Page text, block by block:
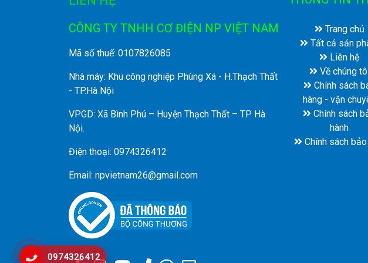
CÔNG TY TNHH CƠ ĐIỆN NP VIỆT NAM
Mã số thuế: 0107826085
Nhà máy: Khu công nghiệp Phùng Xá - H.Thạch Thất
- TP.Hà Nội
VPGD: Xã Bình Phú – Huyện Thạch Thất – TP Hà
Nội.
Điện thoại: 0974326412
Email: npvietnam26@gmail.com
Trang chủ
Tất cả sản
Liên hệ
Về chúng
Chính sách
hàng - vận
Chính sách
hành
Chính sách
0974326412